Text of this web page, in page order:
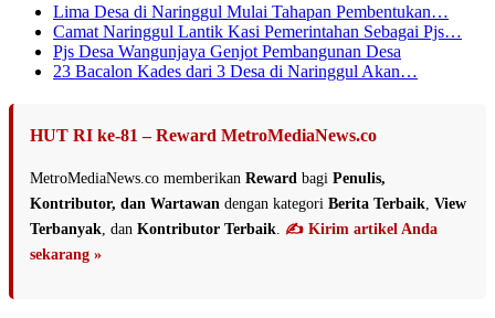
Lima Desa di Naringgul Mulai Tahapan Pembentukan…
Camat Naringgul Lantik Kasi Pemerintahan Sebagai Pjs…
Pjs Desa Wangunjaya Genjot Pembangunan Desa
23 Bacalon Kades dari 3 Desa di Naringgul Akan…
HUT RI ke-81 – Reward MetroMediaNews.co
MetroMediaNews.co memberikan Reward bagi Penulis,
Kontributor, dan Wartawan dengan kategori Berita Terbaik View
Terbanyak , dan Kontributor Terbaik ✍️ Kirim artikel Anda
sekarang »